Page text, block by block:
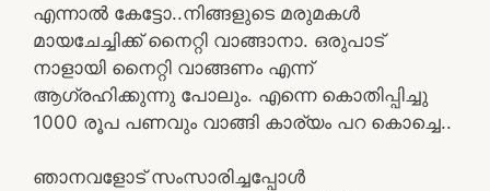
എന്നാൽ കേട്ടോ..നിങ്ങളുടെ മരുമകൾ
മായചേച്ചിക്ക് നൈറ്റി വാങ്ങാനാ. ഒരുപാട്
നാളായി നൈറ്റി വാങ്ങണം എന്ന്
ആഗ്രഹിക്കുന്നു പോലും. എന്നെ കൊതിപ്പിച്ചു
1000 രൂപ പണവും വാങ്ങി കാര്യം പറ കൊച്ചെ..
ഞാനവളോട് സംസാരിച്ചപ്പോൾ